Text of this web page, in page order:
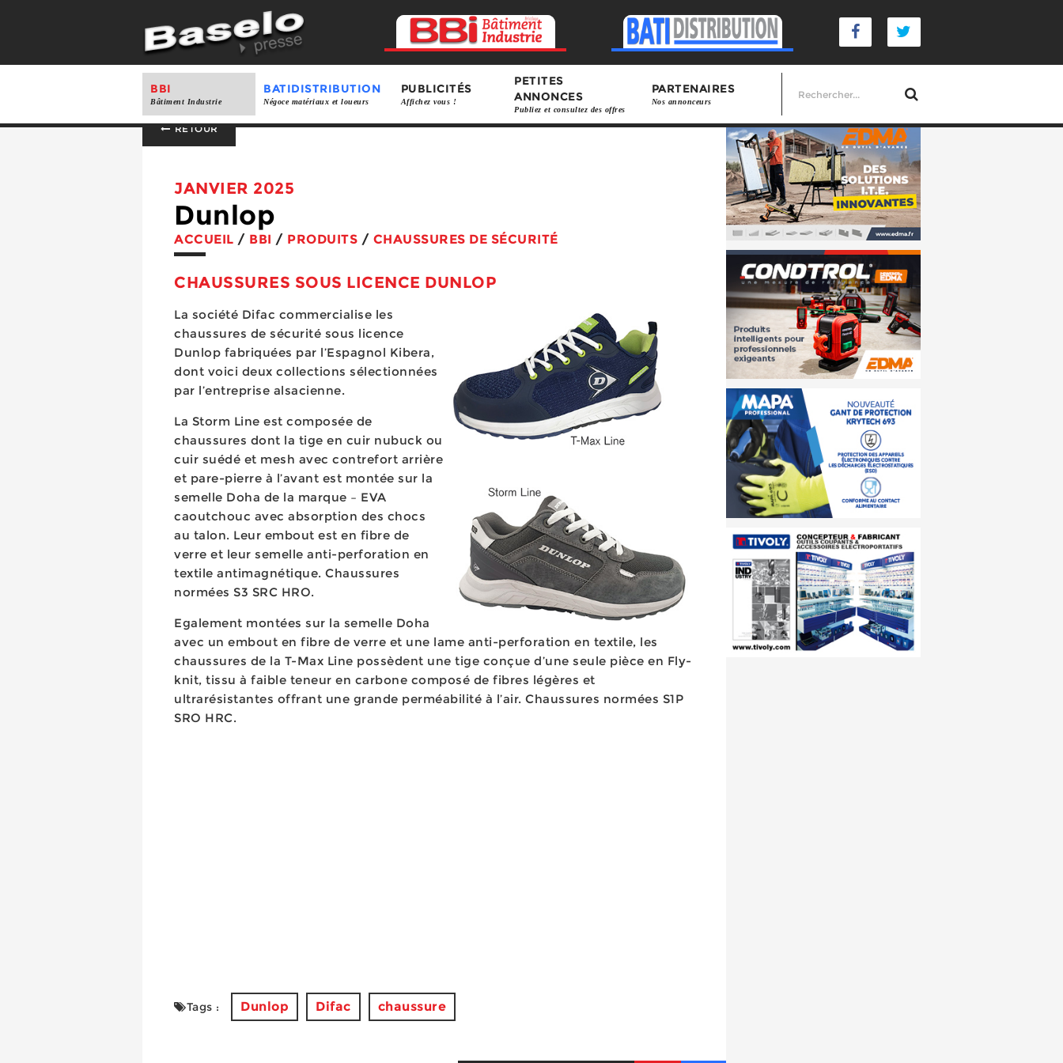
BBI
Bâtiment Industrie
BATIDISTRIBUTION
Négoce matériaux et loueurs
PUBLICITÉS
Affichez vous !
PETITES
ANNONCES
Publiez et consultez des offres
PARTENAIRES
Nos annonceurs
RETOUR
JANVIER 2025
Dunlop
ACCUEIL / BBI / PRODUITS / CHAUSSURES DE SÉCURITÉ
CHAUSSURES SOUS LICENCE DUNLOP
La société Difac commercialise les
chaussures de sécurité sous licence
Dunlop fabriquées par l’Espagnol Kibera,
dont voici deux collections sélectionnées
par l’entreprise alsacienne.
La Storm Line est composée de
chaussures dont la tige en cuir nubuck ou
cuir suédé et mesh avec contrefort arrière
et pare-pierre à l’avant est montée sur la
semelle Doha de la marque – EVA
caoutchouc avec absorption des chocs
au talon. Leur embout est en fibre de
verre et leur semelle anti-perforation en
textile antimagnétique. Chaussures
normées S3 SRC HRO.
Egalement montées sur la semelle Doha
avec un embout en fibre de verre et une lame anti-perforation en textile, les
chaussures de la T-Max Line possèdent une tige conçue d’une seule pièce en Fly-
knit, tissu à faible teneur en carbone composé de fibres légères et
ultrarésistantes offrant une grande perméabilité à l’air. Chaussures normées S1P
SRO HRC.
Tags : Dunlop Difac chaussure